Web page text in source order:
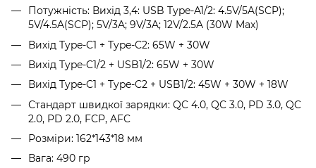
Потужність: Вихід 3,4: USB Type-A1/2: 4.5V/5A(SCP);
5V/4.5A(SCP); 5V/3A; 9V/3A; 12V/2.5A (30W Max)
Вихід Type-C1 + Type-C2: 65W + 30W
Вихід Type-C1/2 + USB1/2: 65W + 30W
Вихід Type-C1 + Type-C2 + USB1/2: 45W + 30W + 18W
Стандарт швидкої зарядки: QC 4.0, QC 3.0, PD 3.0, QC
2.0, PD 2.0, FCP, AFC
Розміри: 162*143*18 мм
Вага: 490 гр